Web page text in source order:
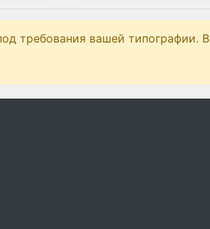
требования вашей типографии. В